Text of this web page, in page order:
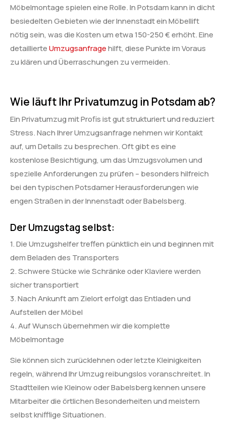
Möbelmontage spielen eine Rolle. In Potsdam kann in dicht
besiedelten Gebieten wie der Innenstadt ein Möbellift
nötig sein, was die Kosten um etwa 150-250 € erhöht. Eine
detaillierteUmzugsanfragehilft, diese Punkte im Voraus
zu klären und Überraschungen zu vermeiden.
Wie läuft Ihr Privatumzug in Potsdam ab?
Ein Privatumzug mit Profis ist gut strukturiert und reduziert
Stress. Nach Ihrer Umzugsanfrage nehmen wir Kontakt
auf, um Details zu besprechen. Oft gibt es eine
kostenlose Besichtigung, um das Umzugsvolumen und
spezielle Anforderungen zu prüfen – besonders hilfreich
bei den typischen Potsdamer Herausforderungen wie
engen Straßen in der Innenstadt oder Babelsberg.
Der Umzugstag selbst:
1. Die Umzugshelfer treffen pünktlich ein und beginnen mit
dem Beladen des Transporters
2. Schwere Stücke wie Schränke oder Klaviere werden
sicher transportiert
3. Nach Ankunft am Zielort erfolgt das Entladen und
Aufstellen der Möbel
4. Auf Wunsch übernehmen wir die komplette
Möbelmontage
Sie können sich zurücklehnen oder letzte Kleinigkeiten
regeln, während Ihr Umzug reibungslos voranschreitet. In
Stadtteilen wie Kleinow oder Babelsberg kennen unsere
Mitarbeiter die örtlichen Besonderheiten und meistern
selbst knifflige Situationen.